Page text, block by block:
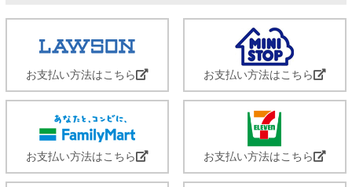
お支払い方法はこちら お支払い方法はこちら
お支払い方法はこちら お支払い方法はこちら